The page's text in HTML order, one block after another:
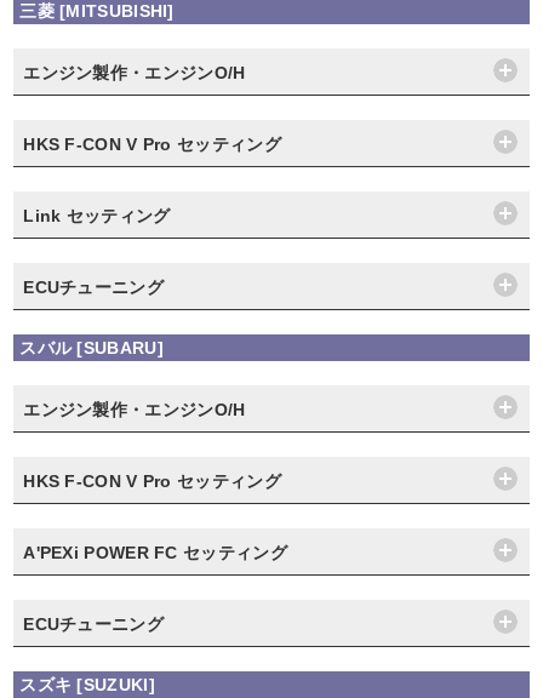
三菱 [MITSUBISHI]
エンジン製作・エンジンO/H
HKS F-CON V Pro セッティング
Link セッティング
ECUチューニング
スバル [SUBARU]
エンジン製作・エンジンO/H
HKS F-CON V Pro セッティング
A'PEXi POWER FC セッティング
ECUチューニング
スズキ [SUZUKI]